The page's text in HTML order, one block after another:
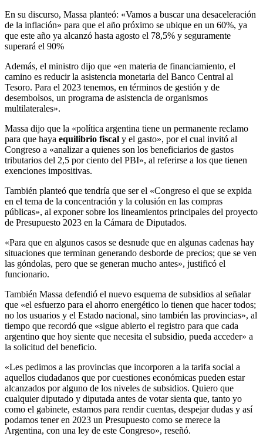
En su discurso, Massa planteó: «Vamos a buscar una desaceleración
de la inflación» para que el año próximo se ubique en un 60%, ya
que este año ya alcanzó hasta agosto el 78,5% y seguramente
superará el 90%
Además, el ministro dijo que «en materia de financiamiento, el
camino es reducir la asistencia monetaria del Banco Central al
Tesoro. Para el 2023 tenemos, en términos de gestión y de
desembolsos, un programa de asistencia de organismos
multilaterales».
Massa dijo que la «política argentina tiene un permanente reclamo
para que haya equilibrio fiscal y el gasto», por el cual invitó al
Congreso a «analizar a quienes son los beneficiarios de gastos
tributarios del 2,5 por ciento del PBI», al referirse a los que tienen
exenciones impositivas.
También planteó que tendría que ser el «Congreso el que se expida
en el tema de la concentración y la colusión en las compras
públicas», al exponer sobre los lineamientos principales del proyecto
de Presupuesto 2023 en la Cámara de Diputados.
«Para que en algunos casos se desnude que en algunas cadenas hay
situaciones que terminan generando desborde de precios; que se ven
las góndolas, pero que se generan mucho antes», justificó el
funcionario.
También Massa defendió el nuevo esquema de subsidios al señalar
que «el esfuerzo para el ahorro energético lo tienen que hacer todos;
no los usuarios y el Estado nacional, sino también las provincias», al
tiempo que recordó que «sigue abierto el registro para que cada
argentino que hoy siente que necesita el subsidio, pueda acceder» a
la solicitud del beneficio.
«Les pedimos a las provincias que incorporen a la tarifa social a
aquellos ciudadanos que por cuestiones económicas pueden estar
alcanzados por alguno de los niveles de subsidios. Quiero que
cualquier diputado y diputada antes de votar sienta que, tanto yo
como el gabinete, estamos para rendir cuentas, despejar dudas y así
podamos tener en 2023 un Presupuesto como se merece la
Argentina, con una ley de este Congreso», reseñó.